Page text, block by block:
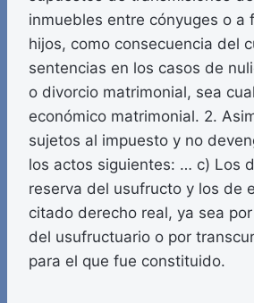
inmuebles entre cónyuges o a
hijos, como consecuencia del
sentencias en los casos de
o divorcio matrimonial, sea
económico matrimonial. 2.
sujetos al impuesto y no
los actos siguientes: … c) Los
reserva del usufructo y los de
citado derecho real, ya sea
del usufructuario o por
para el que fue constituido.